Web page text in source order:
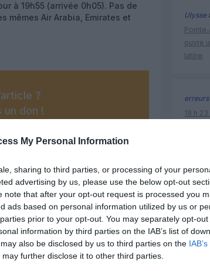
My Personal Information
sharing to third parties, or processing of your
advertising by us, please use the below opt-out
note that after your opt-out request is processed you
ads based on personal information utilized by us or
prior to your opt-out. You may separately opt-
information by third parties on the IAB’s list of
also be disclosed by us to third parties on the
may further disclose it to other third parties.
à 19h55 (arrivée 0h05). Pas de
mêmes Air Arabia, Emirates et
?
don !
PinterestLinkedInEmail Print
Ulysse
ouvre
latine
erreurs
19 h
doha